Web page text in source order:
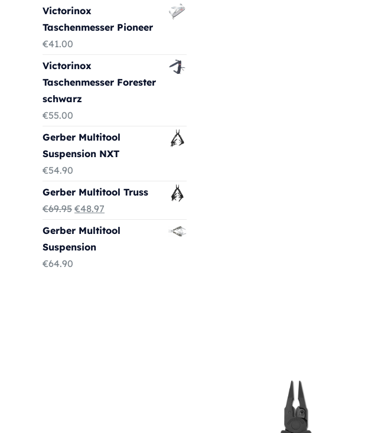
Victorinox
Taschenmesser Pioneer
€41.00
Victorinox
Taschenmesser Forester
schwarz
€55.00
Gerber Multitool
Suspension NXT
€54.90
Gerber Multitool Truss
€69.95 Ursprünglicher
Preis
war:
€48.97
Preis
Gerber Multitool
Suspension
€64.90